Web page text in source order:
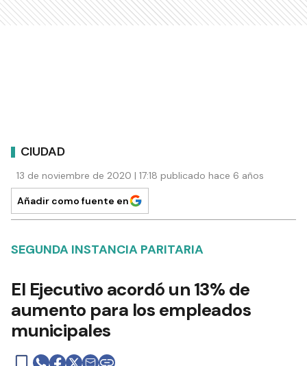
CIUDAD
13 de noviembre de 2020 | 17:18 publicado hace 6 años
Añadir como fuente en
SEGUNDA INSTANCIA PARITARIA
El Ejecutivo acordó un 13% de
aumento para los empleados
municipales